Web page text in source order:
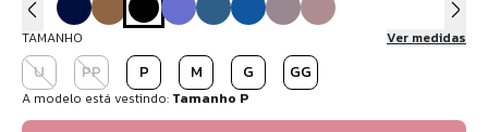
TAMANHO Ver medidas
U PP P M G GG
A modelo está vestindo: Tamanho P